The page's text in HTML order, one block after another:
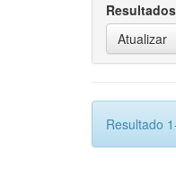
Resultado